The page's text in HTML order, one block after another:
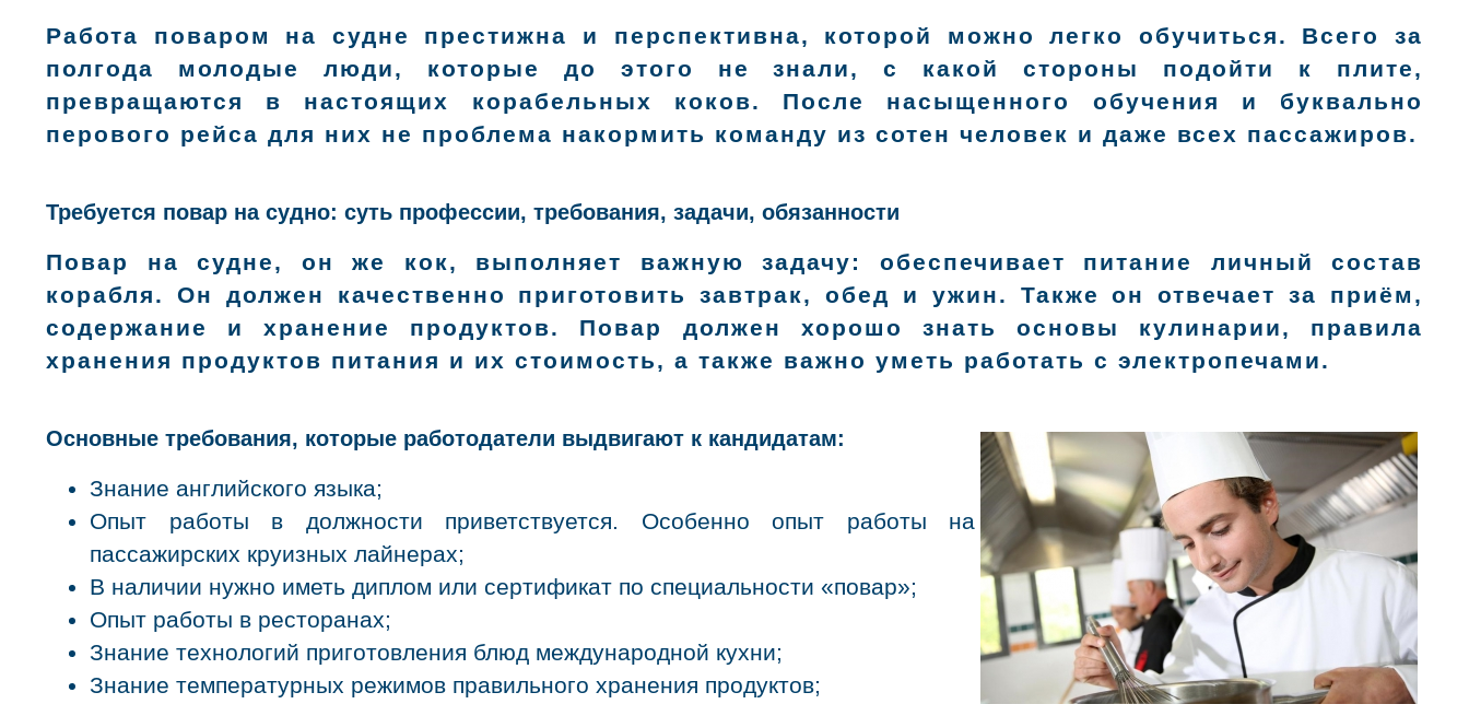
Работа поваром на судне престижна и перспективна, которой можно легко обучиться. Всего за
полгода молодые люди, которые до этого не знали, с какой стороны подойти к плите,
превращаются в настоящих корабельных коков. После насыщенного обучения и буквально
перового рейса для них не проблема накормить команду из сотен человек и даже всех пассажиров.
Требуется повар на судно: суть профессии, требования, задачи, обязанности
Повар на судне, он же кок, выполняет важную задачу: обеспечивает питание личный состав
корабля. Он должен качественно приготовить завтрак, обед и ужин. Также он отвечает за приём,
содержание и хранение продуктов. Повар должен хорошо знать основы кулинарии, правила
хранения продуктов питания и их стоимость, а также важно уметь работать с электропечами.
Основные требования, которые работодатели выдвигают к кандидатам:
Знание английского языка;
Опыт работы в должности приветствуется. Особенно опыт работы на
пассажирских круизных лайнерах;
В наличии нужно иметь диплом или сертификат по специальности «повар»;
Опыт работы в ресторанах;
Знание технологий приготовления блюд международной кухни;
Знание температурных режимов правильного хранения продуктов;